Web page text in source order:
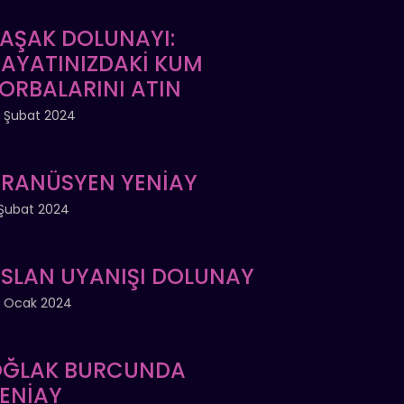
DOLUNAYI:
KUM
ATIN
Şubat 2024
YENİAY
2024
UYANIŞI DOLUNAY
Ocak 2024
BURCUNDA